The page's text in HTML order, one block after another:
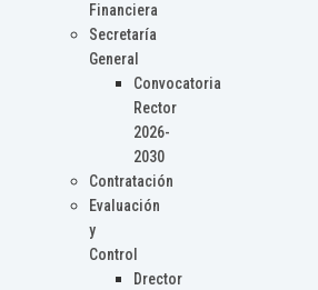
Financiera
Secretaría
General
Convocatoria
Rector
2026-
2030
Contratación
Evaluación
y
Control
Drector